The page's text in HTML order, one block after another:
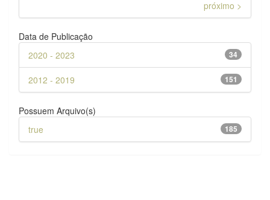
próximo >
Data de Publicação
34
2020 - 2023
151
2012 - 2019
Possuem Arquivo(s)
185
true